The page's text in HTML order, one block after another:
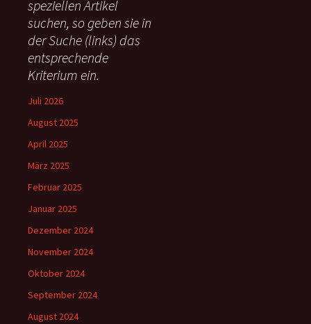
n
a
c
:
speziellen Artikel
suchen, so geben sie in
der Suche (links) das
entsprechende
Kriterium ein.
Juli 2026
August 2025
April 2025
März 2025
Februar 2025
Januar 2025
Dezember 2024
November 2024
Oktober 2024
September 2024
August 2024